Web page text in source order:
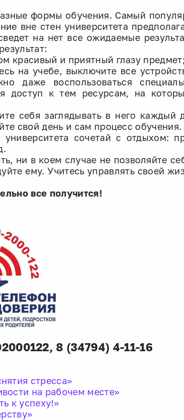
формы обучения. Самый
вне стен университета
на нет все ожидаемые
красивый и приятный глазу предмет;
на учебе, выключите все
даже воспользоваться
доступ к тем ресурсам, на
себя заглядывать в него каждый
свой день и сам процесс обучения.
сочетай с отдыхом:
ни в коем случае не позволяйте
ему. Учитесь управлять своей
все получится!
8 (34794) 4-11-16
стресса»
на рабочем месте»
к успеху!»